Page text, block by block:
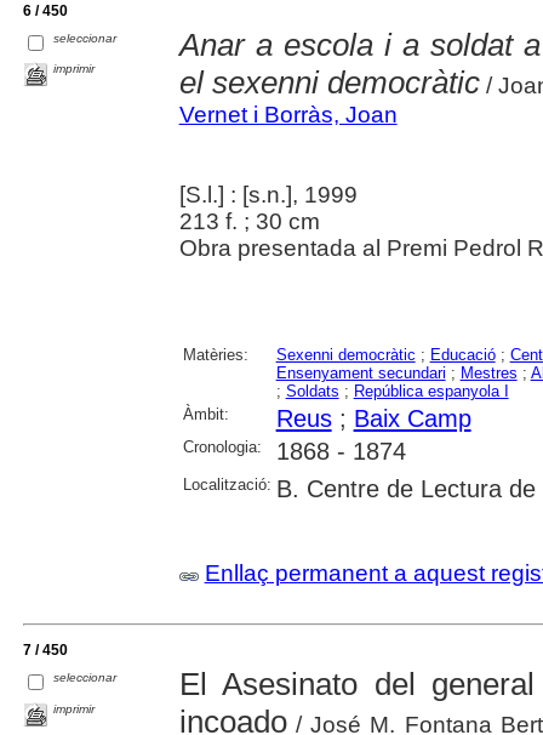
6 / 450
seleccionar
imprimir
Anar a escola i a soldat
el sexenni democràtic/
Vernet i Borràs, Joan
[S.l.] : [s.n.], 1999
213 f. ; 30 cm
Obra presentada al Premi Pedrol
Matèries: Sexenni democràtic ; Educació;
Ensenyament secundari ; Mestres ;
; Soldats ; República espanyola I
Àmbit:
Reus; Baix Camp
Cronologia: 1868 - 1874
Localització: B. Centre de Lectura de
Enllaç permanent a aquest
7 / 450
seleccionar
imprimir
El Asesinato del
incoado/ José M. Fontana